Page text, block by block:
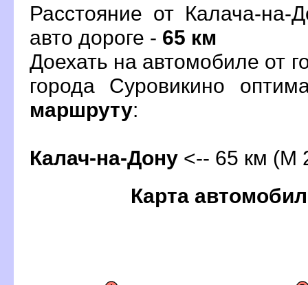
Расстояние от Калача-
авто дороге - 65 км
Доехать на автомобиле от
орода Суровикино
маршруту:
Калач-на-Дону <-- 65 км (М
Карта